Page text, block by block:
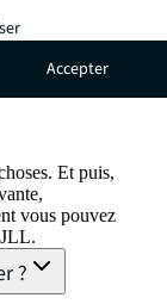
Et puis,
vous pouvez
?
Accepter